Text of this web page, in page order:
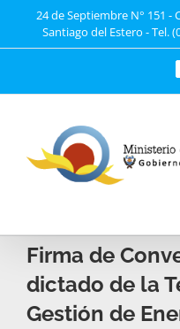
24 de Septiembre N° 151 -
Santiago del Estero - Tel.
Firma de
dictado de la
Gestión de